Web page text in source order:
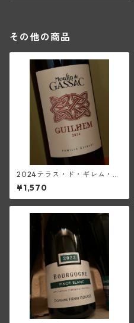
その他の商品
2024テラス・ド・ギレム・ル
ージュ・ヴィエーユ・ヴィー
ニュ<ペイ・デロ―>(ムーラ
ン・ド・ガサック)
¥1,570